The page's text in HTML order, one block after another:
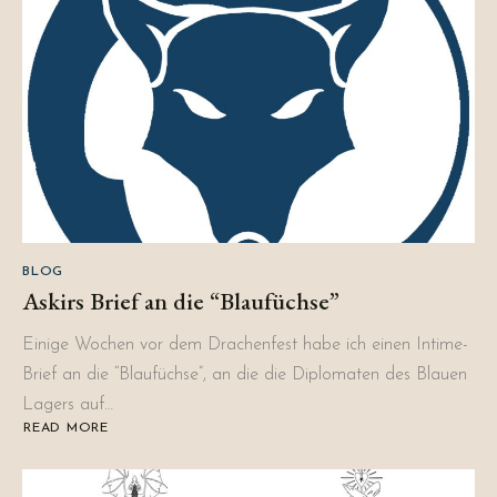
BLOG
Askirs Brief an die “Blaufüchse”
Einige Wochen vor dem Drachenfest habe ich einen Intime-
Brief an die “Blaufüchse”, an die die Diplomaten des Blauen
Lagers auf…
READ MORE
ABOUT
AN